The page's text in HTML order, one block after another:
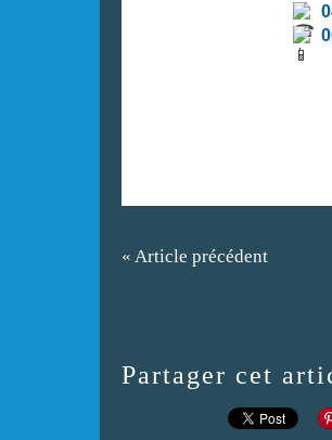
« Article précédent
Partager cet